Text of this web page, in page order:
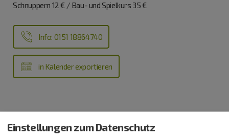
Schnuppern 12 € / Bau- und Spielkurs 35 €
Info: 0151 18864740
in Kalender exportieren
Eintrittspreise
Einstellungen zum Datenschutz